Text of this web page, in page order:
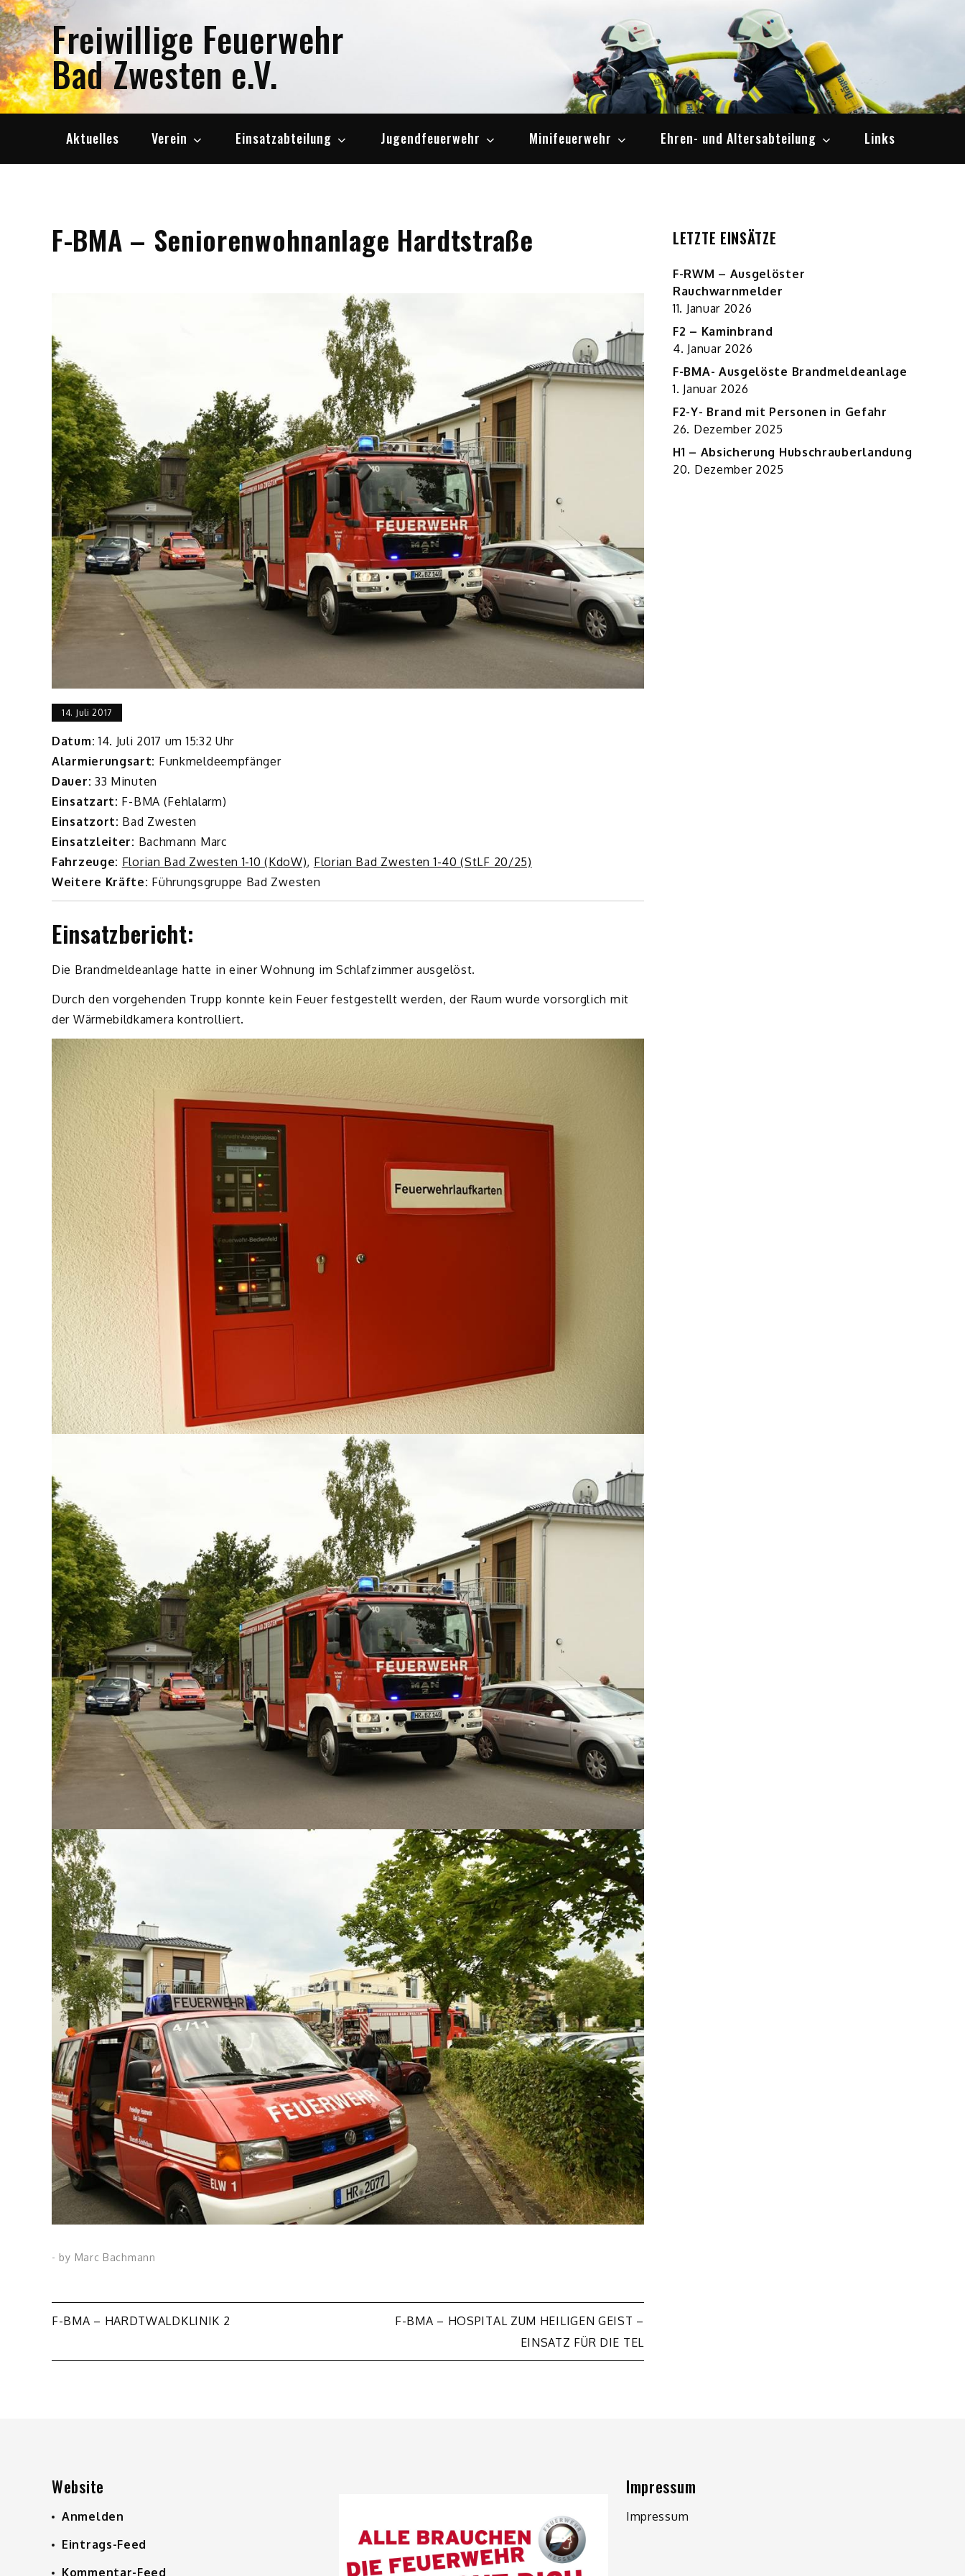
Skip
to
content Freiwillige Feuerwehr
Bad Zwesten e.V.
Aktuelles Verein Einsatzabteilung Jugendfeuerwehr Minifeuerwehr Ehren- und Altersabteilung Links
F-BMA – Seniorenwohnanlage Hardtstraße
14. Juli 2017
Datum: 14. Juli 2017 um 15:32 Uhr
Alarmierungsart: Funkmeldeempfänger
Dauer: 33 Minuten
Einsatzart: F-BMA (Fehlalarm)
Einsatzort: Bad Zwesten
Einsatzleiter: Bachmann Marc
Fahrzeuge: Florian Bad Zwesten 1-10 (KdoW), Florian Bad Zwesten 1-40 (StLF 20/25)
Weitere Kräfte: Führungsgruppe Bad Zwesten
Einsatzbericht:
Die Brandmeldeanlage hatte in einer Wohnung im Schlafzimmer ausgelöst.
Durch den vorgehenden Trupp konnte kein Feuer festgestellt werden, der Raum wurde vorsorglich mit
der Wärmebildkamera kontrolliert.
- by Marc Bachmann
Beitragsnavigation
F-BMA – HARDTWALDKLINIK 2
F-BMA – HOSPITAL ZUM HEILIGEN GEIST –
EINSATZ FÜR DIE TEL
LETZTE EINSÄTZE
F-RWM – Ausgelöster
Rauchwarnmelder
11. Januar 2026
F2 – Kaminbrand
4. Januar 2026
F-BMA- Ausgelöste Brandmeldeanlage
1. Januar 2026
F2-Y- Brand mit Personen in Gefahr
26. Dezember 2025
H1 – Absicherung Hubschrauberlandung
20. Dezember 2025
Website
Anmelden
Eintrags-Feed
Kommentar-Feed
Impressum
Impressum